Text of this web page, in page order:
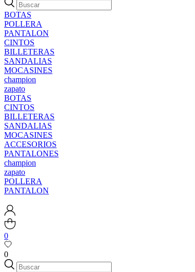
BOTAS
POLLERA
PANTALON
CINTOS
BILLETERAS
SANDALIAS
MOCASINES
champion
zapato
BOTAS
CINTOS
BILLETERAS
SANDALIAS
MOCASINES
ACCESORIOS
PANTALONES
champion
zapato
POLLERA
PANTALON
0
0